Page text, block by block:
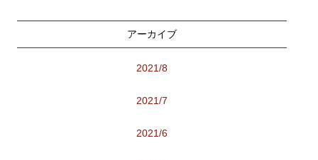
アーカイブ
2021/8
2021/7
2021/6